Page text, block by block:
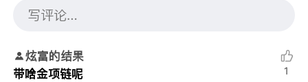
炫富的结果
带啥金项链呢
1